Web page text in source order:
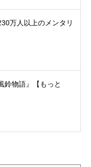
万人以上のメンタリ
鈴物語』【もっと